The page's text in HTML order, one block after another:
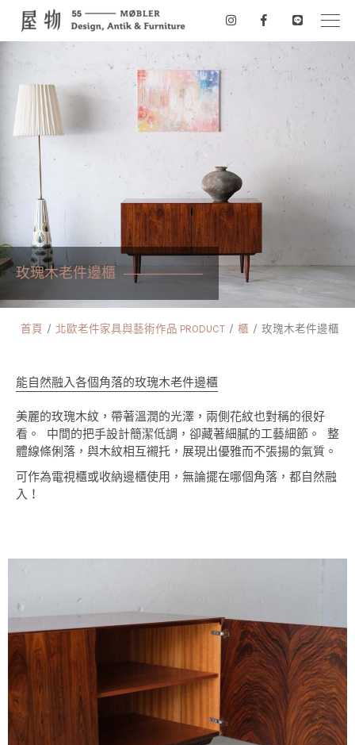
玫瑰木老件邊櫃
首頁 北歐老件家具與藝術作品 PRODUCT 櫃 玫瑰木老件邊櫃
能自然融入各個角落的玫瑰木老件邊櫃
美麗的玫瑰木紋，帶著溫潤的光澤，兩側花紋也對稱的很好
看。 中間的把手設計簡潔低調，卻藏著細膩的工藝細節。 整
體線條俐落，與木紋相互襯托，展現出優雅而不張揚的氣質。
可作為電視櫃或收納邊櫃使用，無論擺在哪個角落，都自然融
入！